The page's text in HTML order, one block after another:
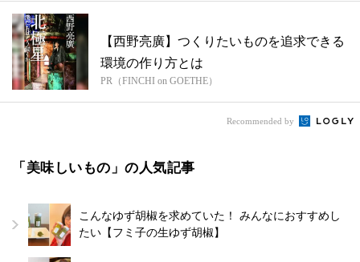
【西野亮廣】つくりたいものを追求できる
環境の作り方とは
PR（FINCHI on GOETHE）
Recommended by
「美味しいもの」の人気記事
こんなゆず胡椒を求めていた！ みんなにおすすめし
たい【フミ子の生ゆず胡椒】